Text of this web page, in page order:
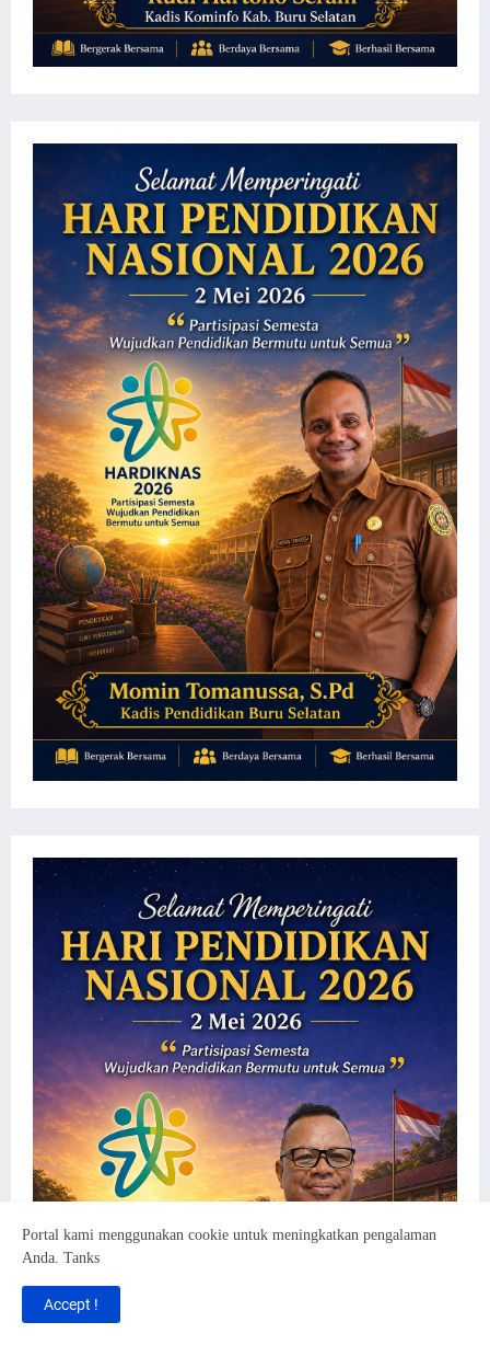
Portal kami menggunakan cookie untuk meningkatkan pengalaman
Anda. Tanks
Accept !